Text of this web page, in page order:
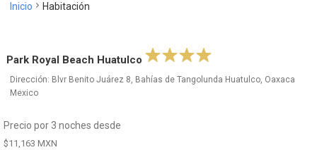
Inicio Habitación
Park Royal Beach Huatulco
Dirección: Blvr Benito Juárez 8, Bahías de Tangolunda Huatulco, Oaxaca
Mexico
Precio por 3 noches desde
$11,163 MXN